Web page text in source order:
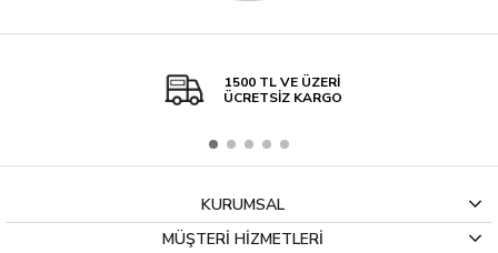
1500 TL VE ÜZERİ
ÜCRETSİZ KARGO
KURUMSAL
MÜŞTERİ HİZMETLERİ